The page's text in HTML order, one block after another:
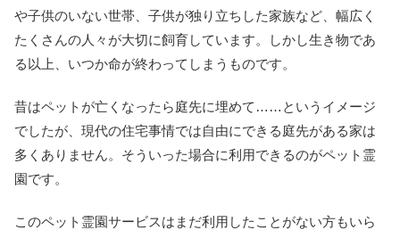
や子供のいない世帯、子供が独り立ちした家族など、幅広く
たくさんの人々が大切に飼育しています。しかし生き物であ
る以上、いつか命が終わってしまうものです。
昔はペットが亡くなったら庭先に埋めて……というイメージ
でしたが、現代の住宅事情では自由にできる庭先がある家は
多くありません。そういった場合に利用できるのがペット霊
園です。
このペット霊園サービスはまだ利用したことがない方もいら